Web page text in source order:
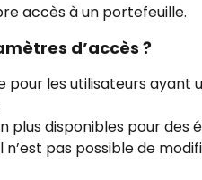
accès à un portefeuille.
d’accès ?
pour les utilisateurs ayant
plus disponibles pour des
pas possible de